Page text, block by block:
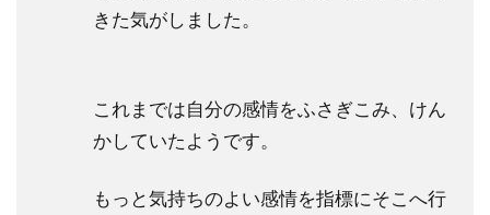
きた気がしました。
これまでは自分の感情をふさぎこみ、けん
かしていたようです。
もっと気持ちのよい感情を指標にそこへ行